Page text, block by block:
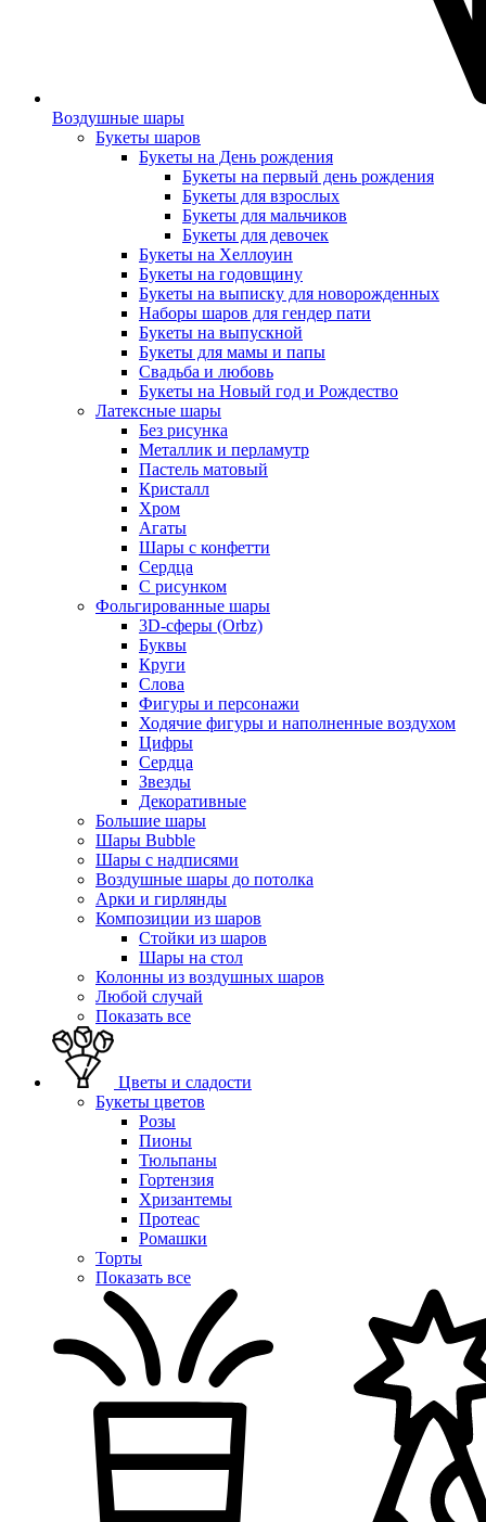
Воздушные шары
Букеты шаров
Букеты на День рождения
Букеты на первый день рождения
Букеты для взрослых
Букеты для мальчиков
Букеты для девочек
Букеты на Хеллоуин
Букеты на годовщину
Букеты на выписку для новорожденных
Наборы шаров для гендер пати
Букеты на выпускной
Букеты для мамы и папы
Свадьба и любовь
Букеты на Новый год и Рождество
Латексные шары
Без рисунка
Металлик и перламутр
Пастель матовый
Кристалл
Хром
Агаты
Шары с конфетти
Сердца
С рисунком
Фольгированные шары
3D-сферы (Orbz)
Буквы
Круги
Слова
Фигуры и персонажи
Ходячие фигуры и наполненные воздухом
Цифры
Сердца
Звезды
Декоративные
Большие шары
Шары Bubble
Шары с надписями
Воздушные шары до потолка
Арки и гирлянды
Композиции из шаров
Стойки из шаров
Шары на стол
Колонны из воздушных шаров
Любой случай
Показать все
Цветы и сладости
Букеты цветов
Розы
Пионы
Тюльпаны
Гортензия
Хризантемы
Протеас
Ромашки
Торты
Показать все